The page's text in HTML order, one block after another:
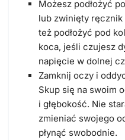
Możesz podłożyć
lub zwinięty
też podłożyć pod
koca, jeśli czujesz
napięcie w dolnej
Zamknij oczy i
Skup się na swoim
i głębokość. Nie
zmieniać swojego
płynąć swobodnie.